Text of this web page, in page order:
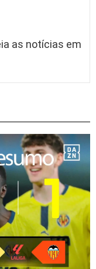
as notícias em